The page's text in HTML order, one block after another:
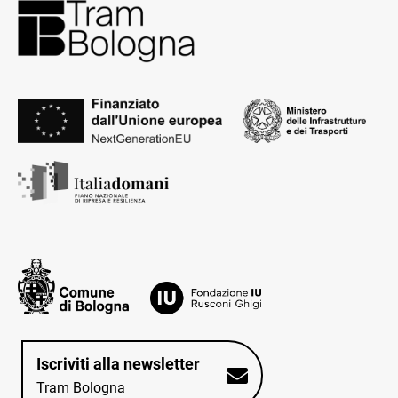
Iscriviti alla newsletter
Tram Bologna